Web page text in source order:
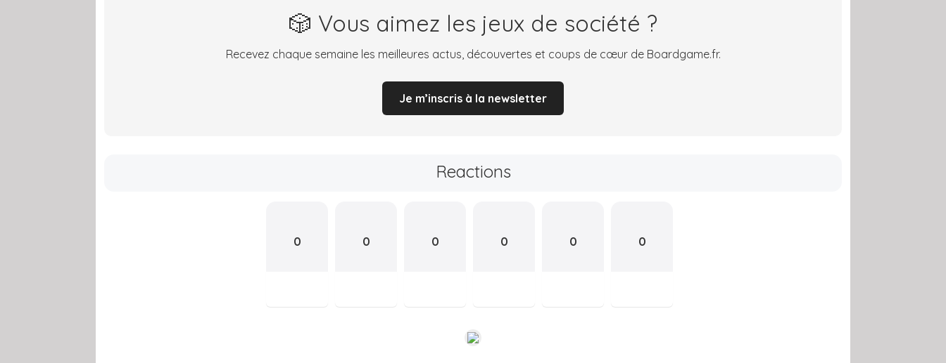
🎲 Vous aimez les jeux de société ?
Recevez chaque semaine les meilleures actus, découvertes et coups de cœur de Boardgame.fr.
Je m’inscris à la newsletter
Reactions
0 0 0 0 0 0